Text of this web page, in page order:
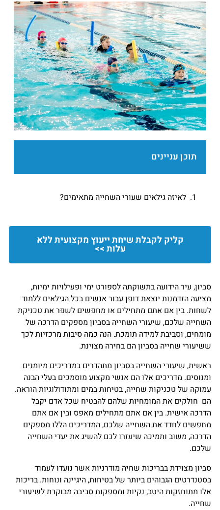
תוכן עניינים
לאיזה גילאים שעורי השחייה מתאימים?
קליק לקבלת שיחת ייעוץ מקצועית ללא
עלות >>
סביון, עיר הידועה בתשוקתה לספורט ימי ופעילויות ימיות,
מציעה הזדמנות יוצאת דופן עבור אנשים בכל הגילאים ללמוד
לשחות. בין אם אתם מתחילים או מחפשים לשפר את טכניקת
השחייה שלכם, שיעורי השחייה בסביון מספקים הדרכה של
מומחים, וסביבת למידה תומכת. הנה כמה סיבות מרכזיות לכך
ששיעורי שחייה בסביון הם בחירה מצוינת.
ראשית, שיעורי השחייה בסביון מתהדרים במדריכים מיומנים
ומנוסים. מדריכים אלו הם אנשי מקצוע מוסמכים בעלי הבנה
עמוקה של טכניקות שחייה, בטיחות במים ומתודולוגיות הוראה.
הם חולקים את המומחיות שלהם להבטיח שכל אדם יקבל
הדרכה אישית. בין אם אתם מתחילים מאפס ובין אם אתם
מחפשים לחדד את השחייה שלכם, המדריכים הללו מספקים
הדרכה, משוב ותמיכה שיעזרו לכם להשיג את יעדי השחייה
שלכם.
סביון מצוידת בבריכות שחיה מודרניות אשר נועדו לעמוד
בסטנדרטים הגבוהים ביותר של בטיחות, היגיינה ונוחות. בריכות
אלו מתוחזקות היטב, נקיות ומספקות סביבה מבוקרת לשיעורי
שחייה.